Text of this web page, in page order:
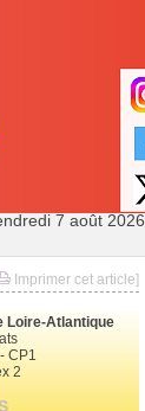
7 août 2026
Imprimer cet article]
Loire-Atlantique
CP1
2